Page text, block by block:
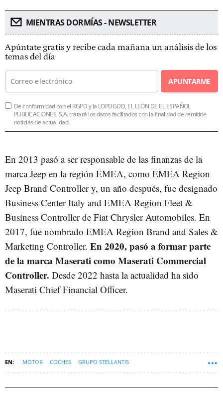
MIENTRAS DORMÍAS - NEWSLETTER
Apúntate gratis y recibe cada mañana un análisis de los
temas del día
APUNTARME
De conformidad con el RGPD y la LOPDGDD, EL LEÓN DE EL ESPAÑOL
PUBLICACIONES, S.A. tratará los datos facilitados con la finalidad de remitirle
noticias de actualidad.
En 2013 pasó a ser responsable de las finanzas de la
marca Jeep en la región EMEA, como EMEA Region
Jeep Brand Controller y, un año después, fue designado
Business Center Italy and EMEA Region Fleet &
Business Controller de Fiat Chrysler Automobiles. En
2017, fue nombrado EMEA Region Brand and Sales &
Marketing Controller. En 2020, pasó a formar parte
de la marca Maserati como Maserati Commercial
Controller. Desde 2022 hasta la actualidad ha sido
Maserati Chief Financial Officer.
MOTOR COCHES GRUPO STELLANTIS